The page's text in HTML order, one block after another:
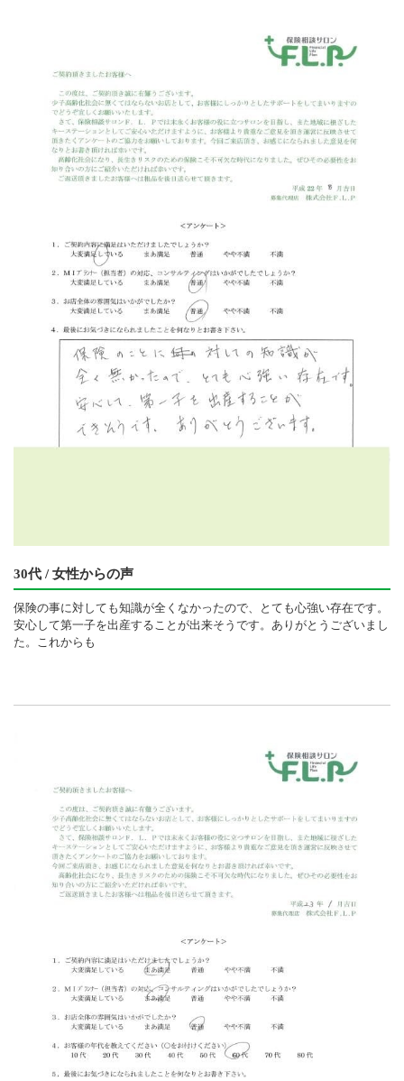
30代 / 女性からの声
保険の事に対しても知識が全くなかったので、とても心強い存在です。
安心して第一子を出産することが出来そうです。ありがとうございまし
た。これからも